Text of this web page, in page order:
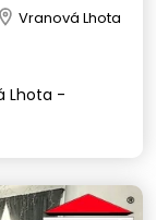
Vranová Lhota
Lhota -